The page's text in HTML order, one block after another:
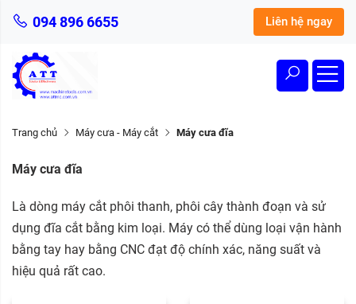
094 896 6655 Liên hệ ngay
Trang chủ Máy cưa - Máy cắt Máy cưa đĩa
Máy cưa đĩa
Là dòng máy cắt phôi thanh, phôi cây thành đoạn và sử
dụng đĩa cắt bằng kim loại. Máy có thể dùng loại vận hành
bằng tay hay bằng CNC đạt độ chính xác, năng suất và
hiệu quả rất cao.